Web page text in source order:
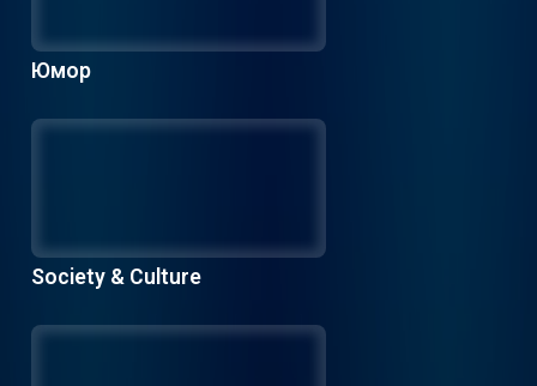
Юмор
Society & Culture